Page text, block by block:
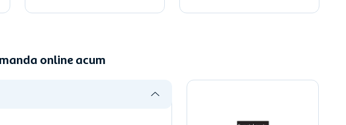
online acum